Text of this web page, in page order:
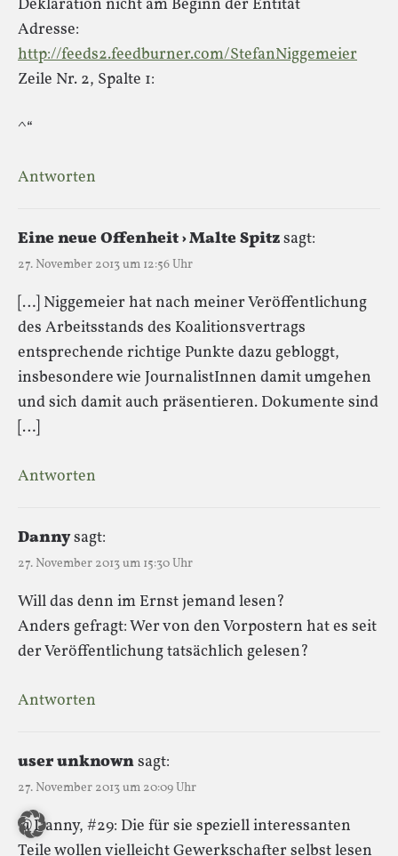
Deklaration nicht am Beginn der Entität
Adresse:
http://feeds2.feedburner.com/StefanNiggemeier
Zeile Nr. 2, Spalte 1:
^“
Antworten
Eine neue Offenheit › Malte Spitzsagt:
27. November 2013 um 12:56 Uhr
[…] Niggemeier hat nach meiner Veröffentlichung
des Arbeitsstands des Koalitionsvertrags
entsprechende richtige Punkte dazu gebloggt,
insbesondere wie JournalistInnen damit umgehen
und sich damit auch präsentieren. Dokumente sind
[…]
Antworten
Dannysagt:
27. November 2013 um 15:30 Uhr
Will das denn im Ernst jemand lesen?
Anders gefragt: Wer von den Vorpostern hat es seit
der Veröffentlichung tatsächlich gelesen?
Antworten
user unknownsagt:
27. November 2013 um 20:09 Uhr
@Danny, #29: Die für sie speziell interessanten
Teile wollen vielleicht Gewerkschafter selbst lesen